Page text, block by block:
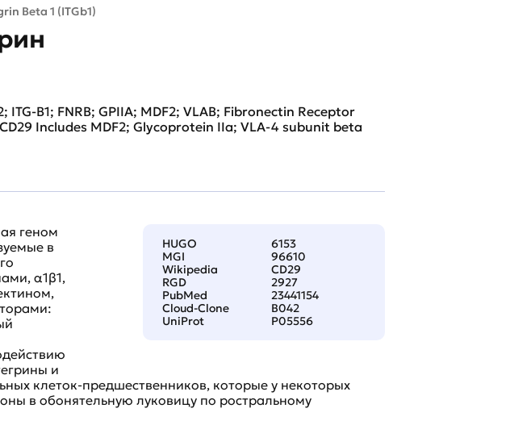
Beta 1 (ITGb1)
ITG-B1; FNRB; GPIIA; MDF2; VLAB; Fibronectin Receptor
Includes MDF2; Glycoprotein IIa; VLA-4 subunit beta
HUGO
6153
MGI
96610
Wikipedia
CD29
RGD
2927
PubMed
23441154
Cloud-Clone
B042
UniProt
P05556
геном
в
α1β1,
и
клеток-предшественников, которые у некоторых
в обонятельную луковицу по ростральному